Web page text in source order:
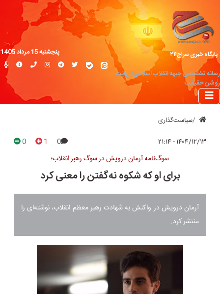
پایگاه خبری سراج۲۴
رسانه تخصصی جبهه انقلاب اسلامی؛ روایت
روشن حقیقت
پنجشنبه 15 مرداد 1405
سیاست‌گذاری
۱۴۰۴/۱۲/۱۳ - ۲۱:۱۴ 0
1
0
سوگ‌نامه آرمان درویش در سوگ رهبر انقلاب؛
برای او که شکوه نه‌گفتن‌ را معنی کرد
آرمان درویش در واکنش به شهادت رهبر معظم انقلاب، نوشته‌ای‌ را
منتشر کرد.